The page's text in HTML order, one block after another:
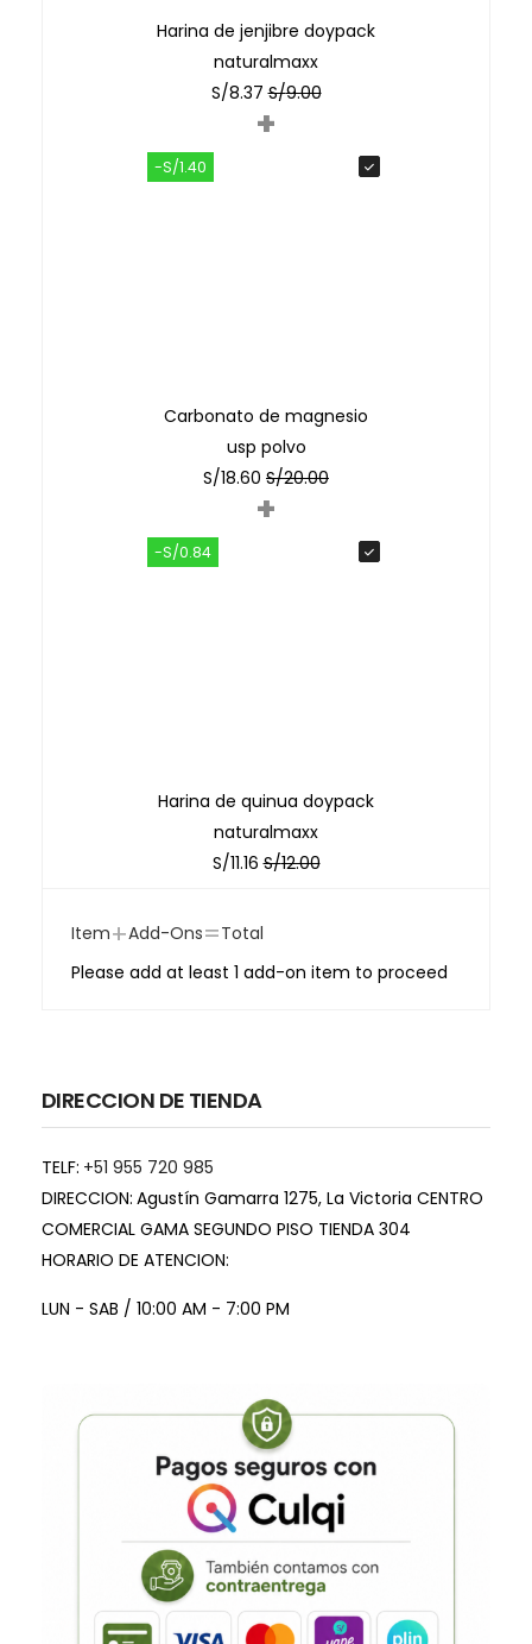
Harina de jenjibre doypack
naturalmaxx
S/8.37 S/9.00
+
-S/1.40
Carbonato de magnesio
usp polvo
S/18.60 S/20.00
+
-S/0.84
Harina de quinua doypack
naturalmaxx
S/11.16 S/12.00
Item+Add-Ons=Total
Please add at least 1 add-on item to proceed
DIRECCION DE TIENDA
TELF: +51 955 720 985
DIRECCION: Agustín Gamarra 1275, La Victoria CENTRO
COMERCIAL GAMA SEGUNDO PISO TIENDA 304
HORARIO DE ATENCION:
LUN - SAB / 10:00 AM - 7:00 PM